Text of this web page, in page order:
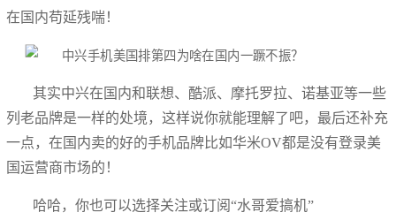
在国内苟延残喘！
其实中兴在国内和联想、酷派、摩托罗拉、诺基亚等一些
列老品牌是一样的处境，这样说你就能理解了吧，最后还补充
一点，在国内卖的好的手机品牌比如华米OV都是没有登录美
国运营商市场的！
哈哈，你也可以选择关注或订阅“水哥爱搞机”